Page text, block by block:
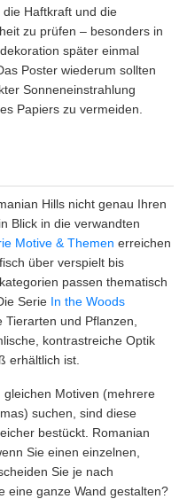
Haftkraft und die
zu prüfen – besonders in
später einmal
Poster wiederum sollten
Sonneneinstrahlung
Papiers zu vermeiden.
Hills nicht genau Ihren
Blick in die verwandten
Motive & Themen erreichen
über verspielt bis
passen thematisch
Serie In the Woods
und Pflanzen,
kontrastreiche Optik
erhältlich ist.
Motiven (mehrere
suchen, sind diese
bestückt. Romanian
Sie einen einzelnen,
Sie je nach
eine ganze Wand gestalten?